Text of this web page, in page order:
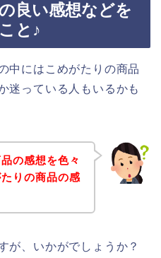
良い感想などを
と♪
中にはこめがたりの商品
迷っている人もいるかも
の感想を色々
りの商品の感
が、いかがでしょうか？